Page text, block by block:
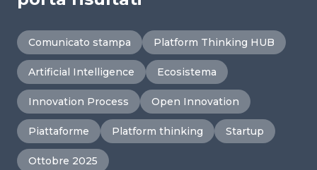
Comunicato stampa Platform Thinking HUB
Artificial Intelligence Ecosistema
Innovation Process Open Innovation
Piattaforme Platform thinking Startup
Ottobre 2025